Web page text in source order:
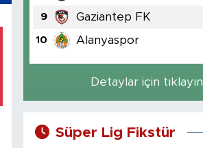
9 Gaziantep FK
10 Alanyaspor
Detaylar için tıklayın
Süper Lig Fikstür